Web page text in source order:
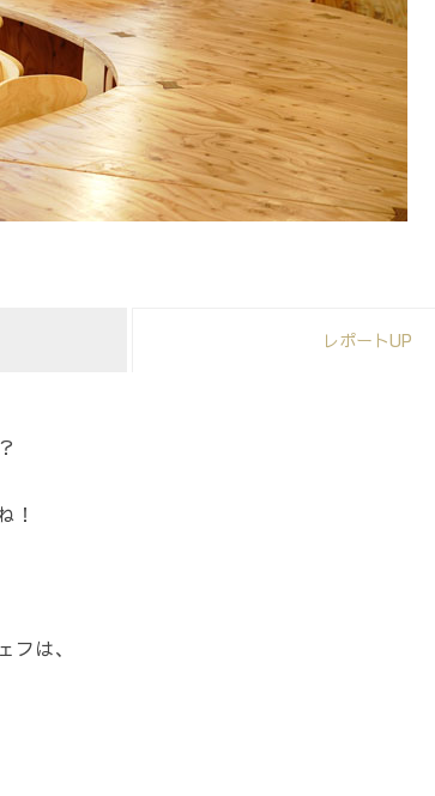
レポートUP
！
は、